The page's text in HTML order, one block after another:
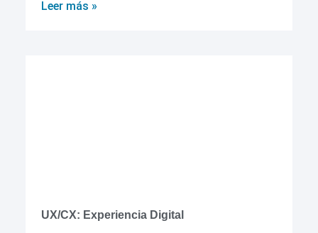
Leer más »
UX/CX: Experiencia Digital